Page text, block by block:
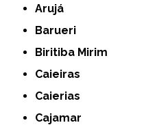
Arujá
Barueri
Biritiba Mirim
Caieiras
Caierias
Cajamar